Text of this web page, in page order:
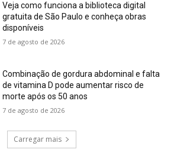
Veja como funciona a biblioteca digital
gratuita de São Paulo e conheça obras
disponíveis
7 de agosto de 2026
Combinação de gordura abdominal e falta
de vitamina D pode aumentar risco de
morte após os 50 anos
7 de agosto de 2026
Carregar mais